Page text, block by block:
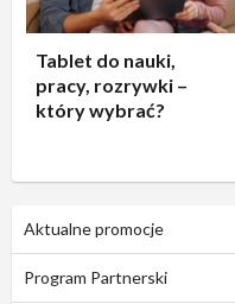
Tablet do nauki,
pracy, rozrywki –
który wybrać?
Aktualne promocje
Program Partnerski